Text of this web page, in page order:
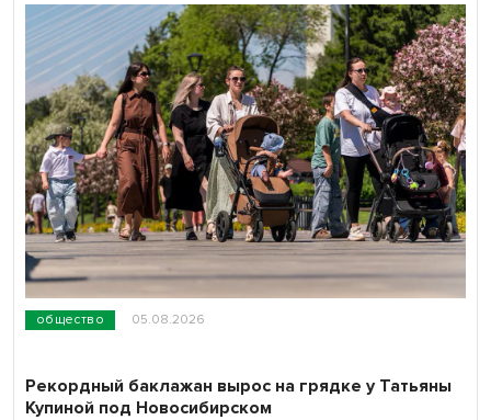
общество 05.08.2026
Рекордный баклажан вырос на грядке у Татьяны
Купиной под Новосибирском